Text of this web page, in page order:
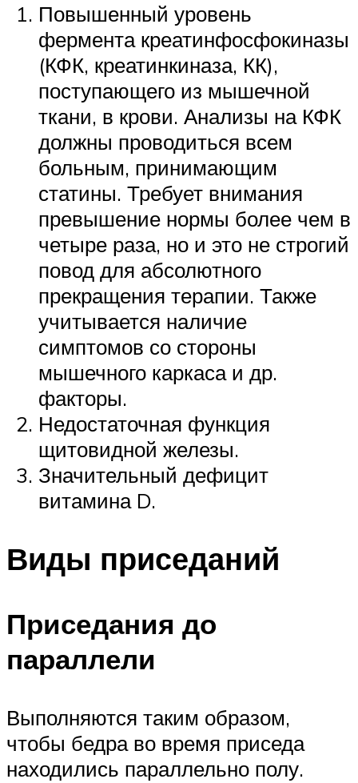
Повышенный уровень
фермента креатинфосфокиназы
(КФК, креатинкиназа, КК),
поступающего из мышечной
ткани, в крови. Анализы на КФК
должны проводиться всем
больным, принимающим
статины. Требует внимания
превышение нормы более чем в
четыре раза, но и это не строгий
повод для абсолютного
прекращения терапии. Также
учитывается наличие
симптомов со стороны
мышечного каркаса и др.
факторы.
Недостаточная функция
щитовидной железы.
Значительный дефицит
витамина D.
Виды приседаний
Приседания до
параллели
Выполняются таким образом,
чтобы бедра во время приседа
находились параллельно полу.